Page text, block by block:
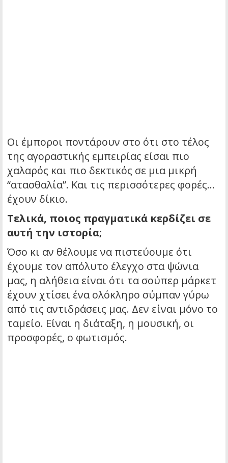
Οι έμποροι ποντάρουν στο ότι στο τέλος
της αγοραστικής εμπειρίας είσαι πιο
χαλαρός και πιο δεκτικός σε μια μικρή
“ατασθαλία”. Και τις περισσότερες φορές…
έχουν δίκιο.
Τελικά, ποιος πραγματικά κερδίζει σε
αυτή την ιστορία;
Όσο κι αν θέλουμε να πιστεύουμε ότι
έχουμε τον απόλυτο έλεγχο στα ψώνια
μας, η αλήθεια είναι ότι τα σούπερ μάρκετ
έχουν χτίσει ένα ολόκληρο σύμπαν γύρω
από τις αντιδράσεις μας. Δεν είναι μόνο το
ταμείο. Είναι η διάταξη, η μουσική, οι
προσφορές, ο φωτισμός.